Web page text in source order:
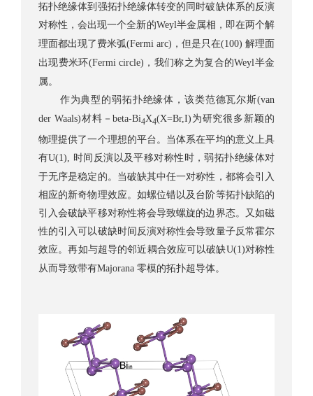
拓扑绝缘体到强拓扑绝缘体转变的同时破缺体系的反演
对称性，会出现一个全新的Weyl半金属相，即在两个解
理面都出现了费米弧(Fermi arc) ，但是只在(100) 解理面
出现费米环(Fermi circle) ，我们称之为复合的Weyl半金
属。
作为典型的弱拓扑绝缘体，该类范德瓦尔斯(van
der Waals)材料－ beta-Bi4X4(X=Br,I) 为研究很多新颖的
物理提供了一个理想的平台。当体系在平均的意义上具
有U(1), 时间反演以及平移对称性时，弱拓扑绝缘体对
于无序是稳定的。当破缺其中任一对称性，都将会引入
相应的新奇物理效应。如螺位错以及台阶等拓扑缺陷的
引入会破缺平移对称性将会导致螺旋的边界态。又如磁
性的引入可以破缺时间反演对称性会导致量子反常霍尔
效应。再如与超导的邻近耦合效应可以破缺U(1)对称性
从而导致带有Majorana 零模的拓扑超导体。